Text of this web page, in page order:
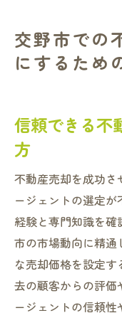
交野市での
にするため
信頼できる不
方
不動産売却を成功
ージェントの選定
経験と専門知識を
市の市場動向に精
な売却価格を設定
去の顧客からの評
ージェントの信頼